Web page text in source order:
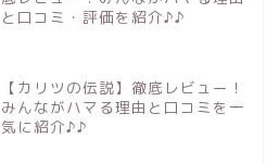
と口コミ・評価を紹介♪♪
【カリツの伝説】徹底レビュー！
みんながハマる理由と口コミを一
気に紹介♪♪